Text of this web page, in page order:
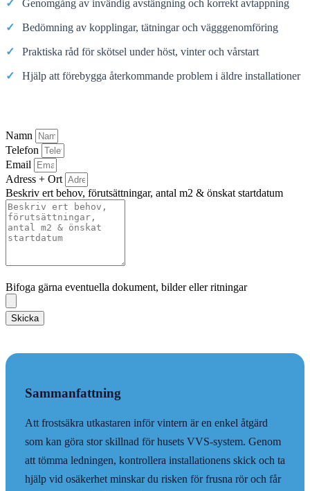
✓ Genomgång av invändig avstängning och korrekt avtappning
✓ Bedömning av kopplingar, tätningar och vägggenomföring
✓ Praktiska råd för skötsel under höst, vinter och vårstart
✓ Hjälp att förebygga återkommande problem i äldre installationer
Namn
Telefon
Email
Adress + Ort
Beskriv ert behov, förutsättningar, antal m2 & önskat startdatum
Bifoga gärna eventuella dokument, bilder eller ritningar
Skicka
Sammanfattning
Att frostsäkra utkastaren inför vintern är en enkel åtgärd
som kan göra stor skillnad för husets VVS-system. Genom
att tömma ledningen, kontrollera installationens skick och ta
hjälp vid osäkerhet minskar du risken för frusna rör och får